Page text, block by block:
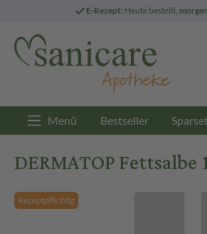
E-Rezept: Heute bestellt,
Menü Bestseller
DERMATOP Fettsalbe
Rezeptpflichtig